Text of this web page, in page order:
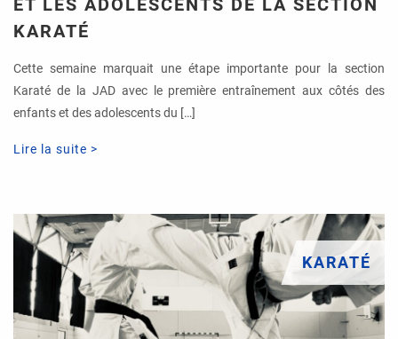
ET LES ADOLESCENTS DE LA SECTION
KARATÉ
Cette semaine marquait une étape importante pour la section
Karaté de la JAD avec le première entraînement aux côtés des
enfants et des adolescents du […]
Lire la suite >
KARATÉ